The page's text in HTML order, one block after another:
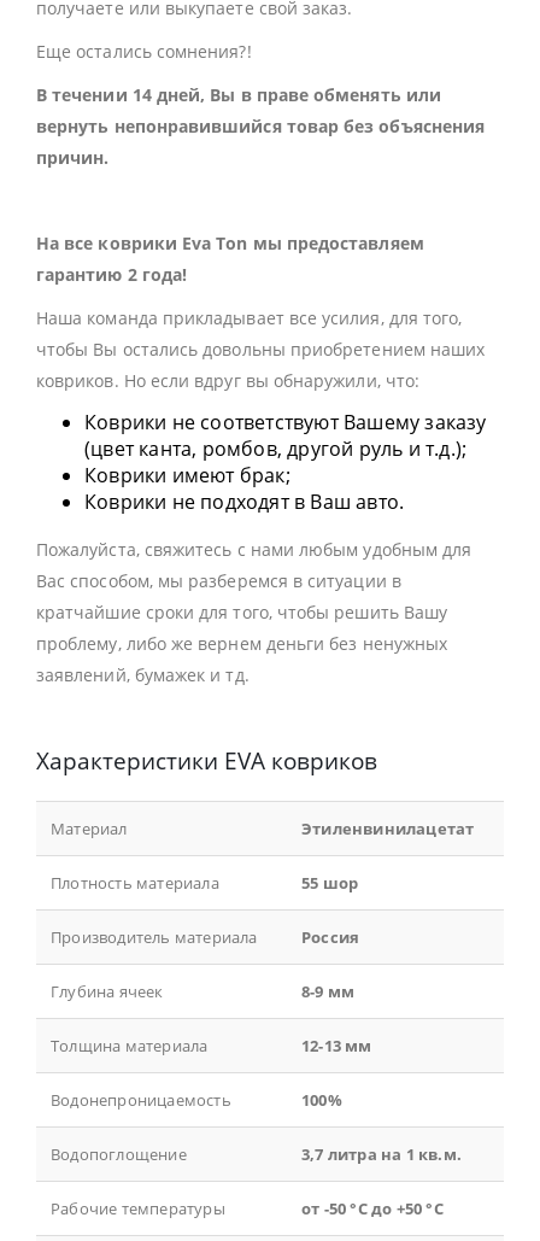
получаете или выкупаете свой заказ.
Еще остались сомнения?!
В течении 14 дней, Вы в праве обменять или
вернуть непонравившийся товар без объяснения
причин.
На все коврики Eva Ton мы предоставляем
гарантию 2 года!
Наша команда прикладывает все усилия, для того,
чтобы Вы остались довольны приобретением наших
ковриков. Но если вдруг вы обнаружили, что:
Коврики не соответствуют Вашему заказу
(цвет канта, ромбов, другой руль и т.д.);
Коврики имеют брак;
Коврики не подходят в Ваш авто.
Пожалуйста, свяжитесь с нами любым удобным для
Вас способом, мы разберемся в ситуации в
кратчайшие сроки для того, чтобы решить Вашу
проблему, либо же вернем деньги без ненужных
заявлений, бумажек и тд.
Характеристики EVA ковриков
Материал Этиленвинилацетат
Плотность материала 55 шор
Производитель материала Россия
Глубина ячеек 8-9 мм
Толщина материала 12-13 мм
Водонепроницаемость 100%
Водопоглощение 3,7 литра на 1 кв.м.
Рабочие температуры от -50 °С до +50 °С